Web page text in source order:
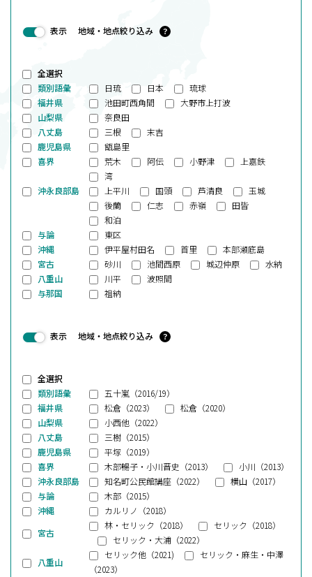
表示 地域・地点絞り込み ？
全選択
類別語彙
日琉 日本
琉球
福井県
池田町西角間
大野市上打波
山梨県
奈良田
八丈島
三根
末吉
鹿児島県
甑島里
喜界
荒木 阿伝 小野津
上嘉鉄
湾
沖永良部島
上平川 国頭 芦清良
玉城
後蘭
仁志 赤嶺
田皆
和泊
与論
東区
沖縄
伊平屋村田名 首里
本部瀬底島
宮古
砂川 池間西原 城辺仲原
水納
八重山
川平
波照間
与那国
祖納
表示 地域・地点絞り込み ？
全選択
類別語彙
五十嵐（2016/19）
福井県
松倉（2023）
松倉（2020）
山梨県
小西他（2022）
八丈島
三樹（2015）
鹿児島県
平塚（2019）
喜界
木部暢子・小川晋史（2013）
小川（2013）
沖永良部島
知名町公民館講座（2022）
横山（2017）
与論
木部（2015）
沖縄
カルリノ（2018）
宮古
林・セリック（2018）
セリック（2018）
セリック・大浦（2022）
八重山
セリック他（2021)
セリック・麻生・中澤
（2023）